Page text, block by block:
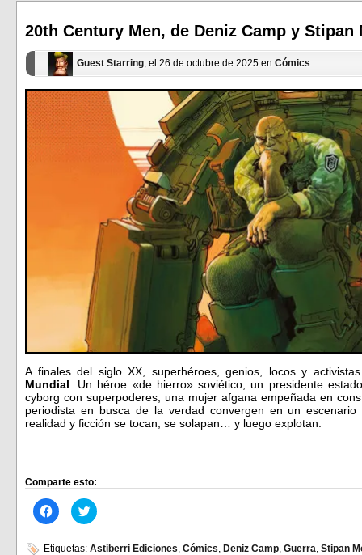
ventana
nueva)
ventana
nueva)
20th Century Men, de Deniz Camp y
Guest Starring, el 26 de octubre de 2025 en Cómics
A finales del siglo XX, superhéroes, genios, locos y
Mundial. Un héroe «de hierro» soviético, un presidente
cyborg con superpoderes, una mujer afgana empeñada en
periodista en busca de la verdad convergen en un
realidad y ficción se tocan, se solapan… y luego explotan.
Comparte esto:
Haz
clic
en
Haz
clic
en
Etiquetas: Astiberri Ediciones, Cómics, Deniz Camp, Guerra, Stipan